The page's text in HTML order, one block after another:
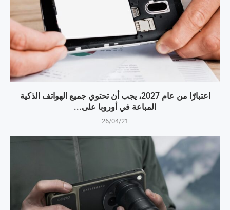
اعتبارًا من عام 2027، يجب أن تحتوي جميع الهواتف الذكية
المباعة في أوروبا على...
26/04/21